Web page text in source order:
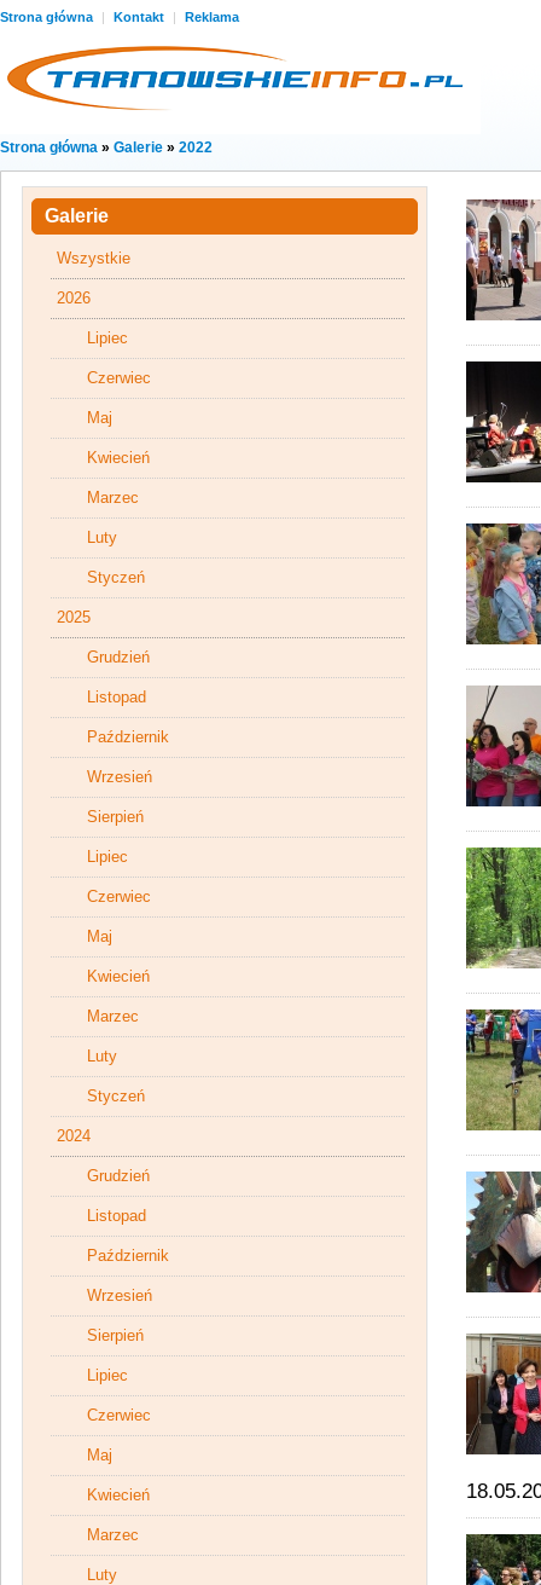
Strona główna | Kontakt | Reklama
Strona główna » Galerie » 2022
Galerie
Wszystkie
2026
Lipiec
Czerwiec
Maj
Kwiecień
Marzec
Luty
Styczeń
2025
Grudzień
Listopad
Październik
Wrzesień
Sierpień
Lipiec
Czerwiec
Maj
Kwiecień
Marzec
Luty
Styczeń
2024
Grudzień
Listopad
Październik
Wrzesień
Sierpień
Lipiec
Czerwiec
Maj
Kwiecień
Marzec
Luty